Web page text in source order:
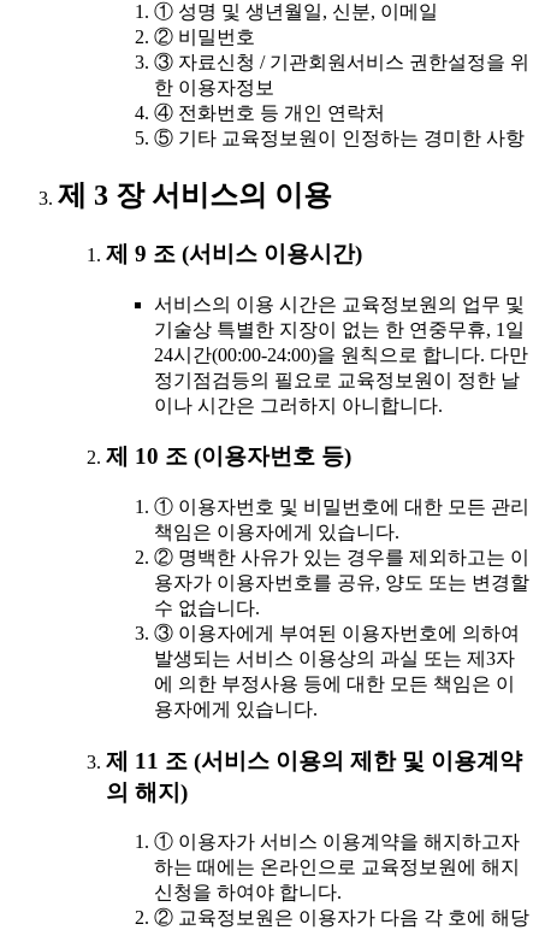
① 성명 및 생년월일, 신분, 이메일
② 비밀번호
③ 자료신청 / 기관회원서비스 권한설정을 위
한 이용자정보
④ 전화번호 등 개인 연락처
⑤ 기타 교육정보원이 인정하는 경미한 사항
제 3 장 서비스의 이용
제 9 조 (서비스 이용시간)
서비스의 이용 시간은 교육정보원의 업무 및
기술상 특별한 지장이 없는 한 연중무휴, 1일
24시간(00:00-24:00)을 원칙으로 합니다. 다만
정기점검등의 필요로 교육정보원이 정한 날
이나 시간은 그러하지 아니합니다.
제 10 조 (이용자번호 등)
① 이용자번호 및 비밀번호에 대한 모든 관리
책임은 이용자에게 있습니다.
② 명백한 사유가 있는 경우를 제외하고는 이
용자가 이용자번호를 공유, 양도 또는 변경할
수 없습니다.
③ 이용자에게 부여된 이용자번호에 의하여
발생되는 서비스 이용상의 과실 또는 제3자
에 의한 부정사용 등에 대한 모든 책임은 이
용자에게 있습니다.
제 11 조 (서비스 이용의 제한 및 이용계약
의 해지)
① 이용자가 서비스 이용계약을 해지하고자
하는 때에는 온라인으로 교육정보원에 해지
신청을 하여야 합니다.
② 교육정보원은 이용자가 다음 각 호에 해당